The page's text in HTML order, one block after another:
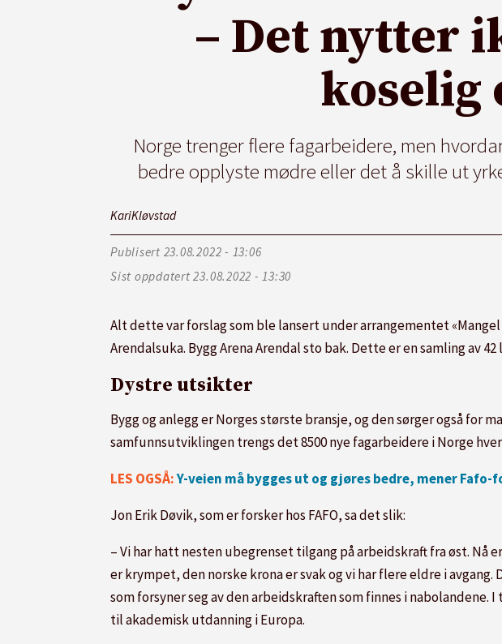
– Det nytter
koselig
Norge trenger flere fagarbeidere, men
bedre opplyste mødre eller det å skille ut
KariKløvstad
Publisert
23.08.2022 - 13:06
Sist oppdatert
23.08.2022 - 13:30
Alt dette var forslag som ble lansert under arrangementet
Arendalsuka. Bygg Arena Arendal sto bak. Dette er en samling av
Dystre utsikter
Bygg og anlegg er Norges største bransje, og den sørger også for
samfunnsutviklingen trengs det 8500 nye fagarbeidere i Norge
LES OGSÅ:Y-veien må bygges ut og gjøres bedre, mener Fafo-
Jon Erik Døvik, som er forsker hos FAFO, sa det slik:
– Vi har hatt nesten ubegrenset tilgang på arbeidskraft fra øst. Nå
er krympet, den norske krona er svak og vi har flere eldre i avgang.
som forsyner seg av den arbeidskraften som finnes i
til akademisk utdanning i Europa.